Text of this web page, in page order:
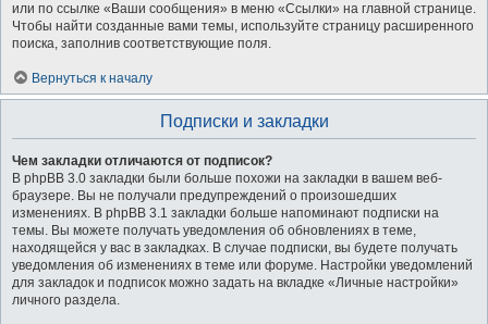
или по ссылке «Ваши сообщения» в меню «Ссылки» на главной странице.
Чтобы найти созданные вами темы, используйте страницу расширенного
поиска, заполнив соответствующие поля.
Вернуться к началу
Подписки и закладки
Чем закладки отличаются от подписок?
В phpBB 3.0 закладки были больше похожи на закладки в вашем веб-
браузере. Вы не получали предупреждений о произошедших
изменениях. В phpBB 3.1 закладки больше напоминают подписки на
темы. Вы можете получать уведомления об обновлениях в теме,
находящейся у вас в закладках. В случае подписки, вы будете получать
уведомления об изменениях в теме или форуме. Настройки уведомлений
для закладок и подписок можно задать на вкладке «Личные настройки»
личного раздела.